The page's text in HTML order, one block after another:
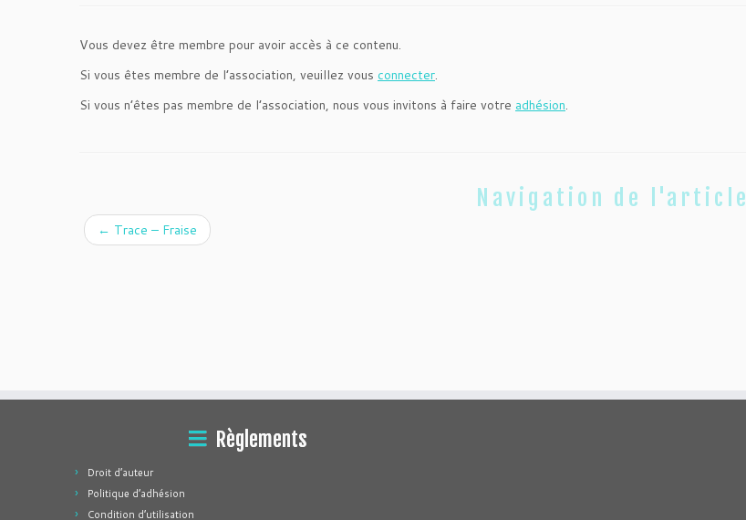
Vous devez être membre pour avoir accès à ce contenu.
Si vous êtes membre de l’association, veuillez vous connecter.
Si vous n’êtes pas membre de l’association, nous vous invitons à faire votre adhésion.
Navigation de l'article
← Trace – Fraise
Règlements
Droit d’auteur
Politique d’adhésion
Condition d’utilisation